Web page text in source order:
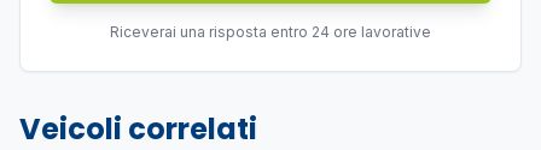
Riceverai una risposta entro 24 ore lavorative
Veicoli correlati